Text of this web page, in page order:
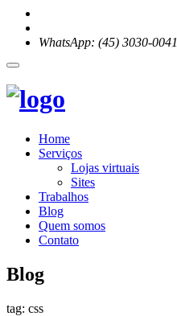
WhatsApp: (45) 3030-0041
Home
Serviços
Lojas virtuais
Sites
Trabalhos
Blog
Quem somos
Contato
Blog
tag: css